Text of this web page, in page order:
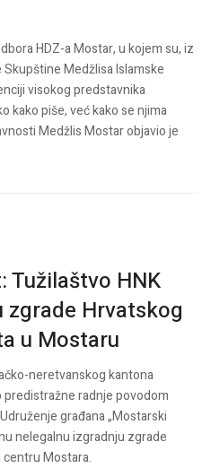
HDZ-a Mostar, u kojem su, iz
Medžlisa Islamske
visokog predstavnika
kako piše, već kako se njima
Medžlis Mostar objavio je
Tužilaštvo HNK
Hrvatskog
u Mostaru
neretvanskog kantona
radnje povodom
građana „Mostarski
nelegalnu izgradnju zgrade
Mostara.